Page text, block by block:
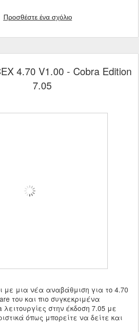
Προσθέστε ένα σχόλιο
4.70 V1.00 - Cobra Edition
7.05
με μια νέα αναβάθμιση για το 4.70
του και πιο συγκεκριμένα
στην έκδοση 7.05 με
όπως μπορείτε να δείτε και